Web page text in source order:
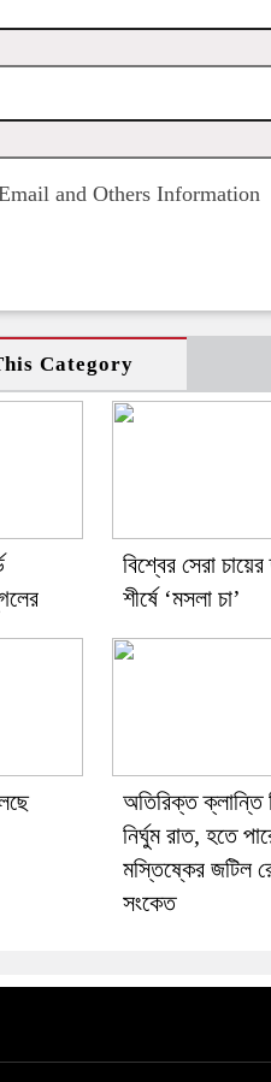
and Others Information
Category
বিশ্বের সেরা
শীর্ষে ‘মসলা চা’
অতিরিক্ত ক্লান্তি
নির্ঘুম রাত, হতে
মস্তিষ্কের জটিল
সংকেত